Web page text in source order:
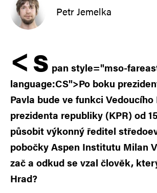
Petr Jemelka
<s pan style="mso-
language:CS">Po boku
Pavla bude ve funkci Vedoucího
prezidenta republiky (KPR) od
působit výkonný ředitel
pobočky Aspen Institutu Milan
zač a odkud se vzal člověk,
Hrad?